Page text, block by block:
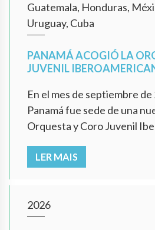
Guatemala, Honduras,
Uruguay, Cuba
PANAMÁ ACOGIÓ LA
JUVENIL
En el mes de septiembre
Panamá fue sede de una
Orquesta y Coro Juvenil
LER MAIS
2026